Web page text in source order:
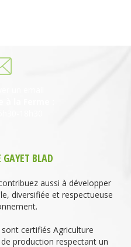
GAYET BLAD
aussi à développer
diversifiée et respectueuse
certifiés Agriculture
production respectant un